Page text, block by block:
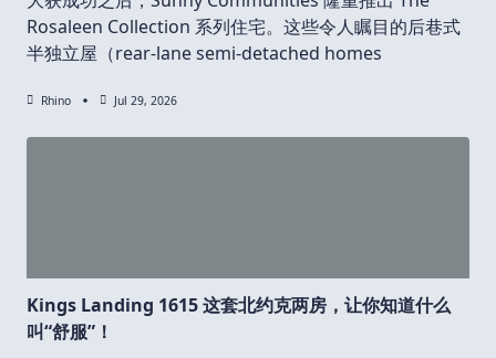
Rosaleen Collection 系列住宅。这些令人瞩目的后巷式
半独立屋（rear-lane semi-detached homes
Rhino Jul 29, 2026
Kings Landing 1615 这套北约克两房，让你知道什么
叫“舒服”！